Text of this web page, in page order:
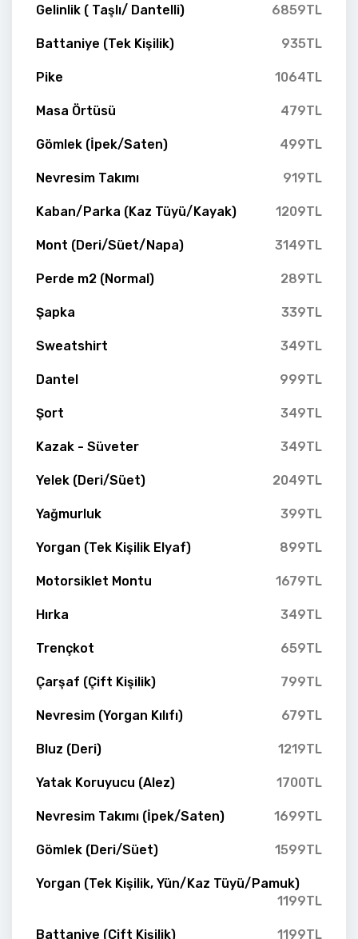
Gelinlik ( Taşlı/ Dantelli) 6859TL
Battaniye (Tek Kişilik) 935TL
Pike 1064TL
Masa Örtüsü 479TL
Gömlek (İpek/Saten) 499TL
Nevresim Takımı 919TL
Kaban/Parka (Kaz Tüyü/Kayak) 1209TL
Mont (Deri/Süet/Napa) 3149TL
Perde m2 (Normal) 289TL
Şapka 339TL
Sweatshirt 349TL
Dantel 999TL
Şort 349TL
Kazak - Süveter 349TL
Yelek (Deri/Süet) 2049TL
Yağmurluk 399TL
Yorgan (Tek Kişilik Elyaf) 899TL
Motorsiklet Montu 1679TL
Hırka 349TL
Trençkot 659TL
Çarşaf (Çift Kişilik) 799TL
Nevresim (Yorgan Kılıfı) 679TL
Bluz (Deri) 1219TL
Yatak Koruyucu (Alez) 1700TL
Nevresim Takımı (İpek/Saten) 1699TL
Gömlek (Deri/Süet) 1599TL
Yorgan (Tek Kişilik, Yün/Kaz Tüyü/Pamuk)
1199TL
Battaniye (Çift Kişilik) 1199TL